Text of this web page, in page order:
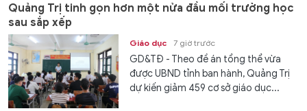
Quảng Trị tinh gọn hơn một nửa đầu mối trường học
sau sắp xếp
Giáo dục 7 giờ trước
GD&TĐ - Theo đề án tổng thể vừa
được UBND tỉnh ban hành, Quảng Trị
dự kiến giảm 459 cơ sở giáo dục...